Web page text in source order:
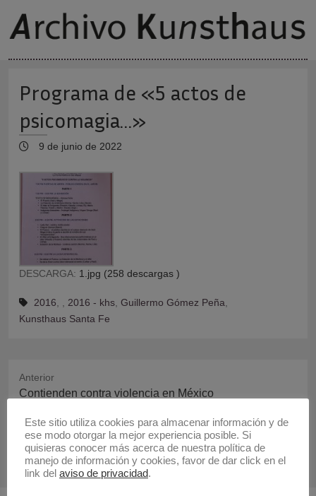
Programa de «5 actos de
psicomagia…»
9 de junio de 2022
DESCARGA: 1.jpg (258 descargas )
2016 2016 - khs Guillermo Gómez Peña
Kunsthaus Santa Fe
Anterior
Publicación
Contienden contra violencia en México
Siguiente
Publicación
siguiente:
Tania Candiani
Este sitio utiliza cookies para almacenar información y de
ese modo otorgar la mejor experiencia posible. Si
quisieras conocer más acerca de nuestra política de
manejo de información y cookies, favor de dar click en el
link del aviso de privacidad.